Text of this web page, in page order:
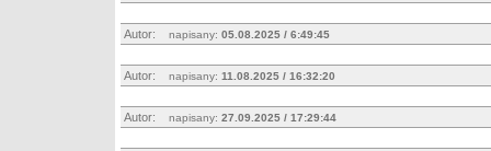
Autor: napisany: 05.08.2025 / 6:49:45
Autor: napisany: 11.08.2025 / 16:32:20
Autor: napisany: 27.09.2025 / 17:29:44